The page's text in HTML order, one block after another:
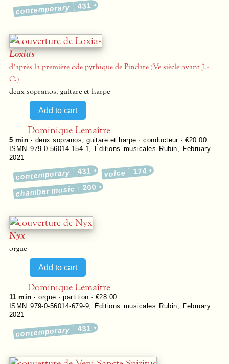
contemporary 431
Loxias
d’après la première ode pythique de Pindare (Ve siècle avant J.-
C.)
deux sopranos, guitare et harpe
Dominique Lemaître
5 min · deux sopranos, guitare et harpe · conducteur · €20.00
ISMN 979-0-56014-154-1, Éditions musicales Rubin,
February
2021
contemporary 431 voice 174
chamber music 200
Nyx
orgue
Dominique Lemaître
11 min ·orgue · partition · €28.00
ISMN 979-0-56014-679-9, Éditions musicales Rubin,
February
2021
contemporary 431